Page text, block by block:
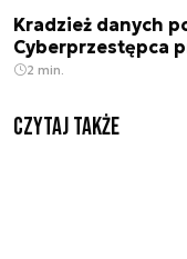
Kradzież danych
Cyberprzestępca
2 min.
Czytaj także